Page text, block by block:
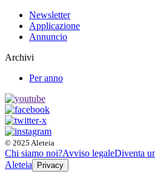
Newsletter
Applicazione
Annuncio
Archivi
Per anno
© 2025 Aleteia
Chi siamo noi?Avviso legaleDiventa
Aleteia
Privacy